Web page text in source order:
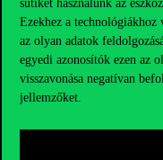
sütiket használunk az
Ezekhez a technológiákhoz
az olyan adatok
egyedi azonosítók ezen az
visszavonása negatívan
jellemzőket.